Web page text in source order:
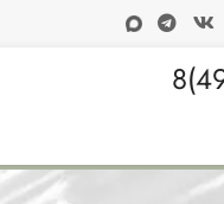
000 рублей Программа